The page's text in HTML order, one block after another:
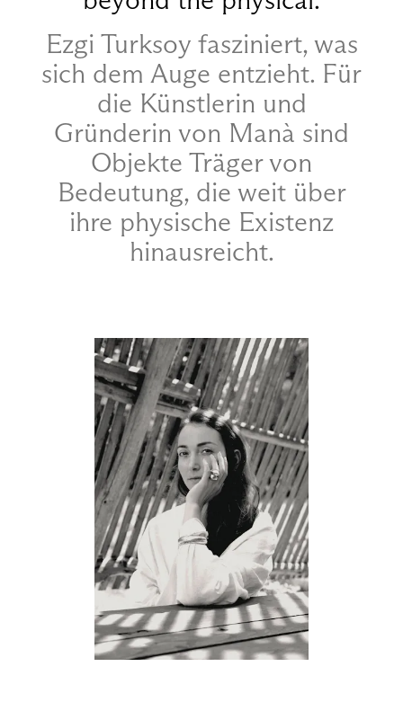
Ezgi Turksoy fasziniert, was
sich dem Auge entzieht. Für
die Künstlerin und
Gründerin von Manà sind
Objekte Träger von
Bedeutung, die weit über
ihre physische Existenz
hinausreicht.